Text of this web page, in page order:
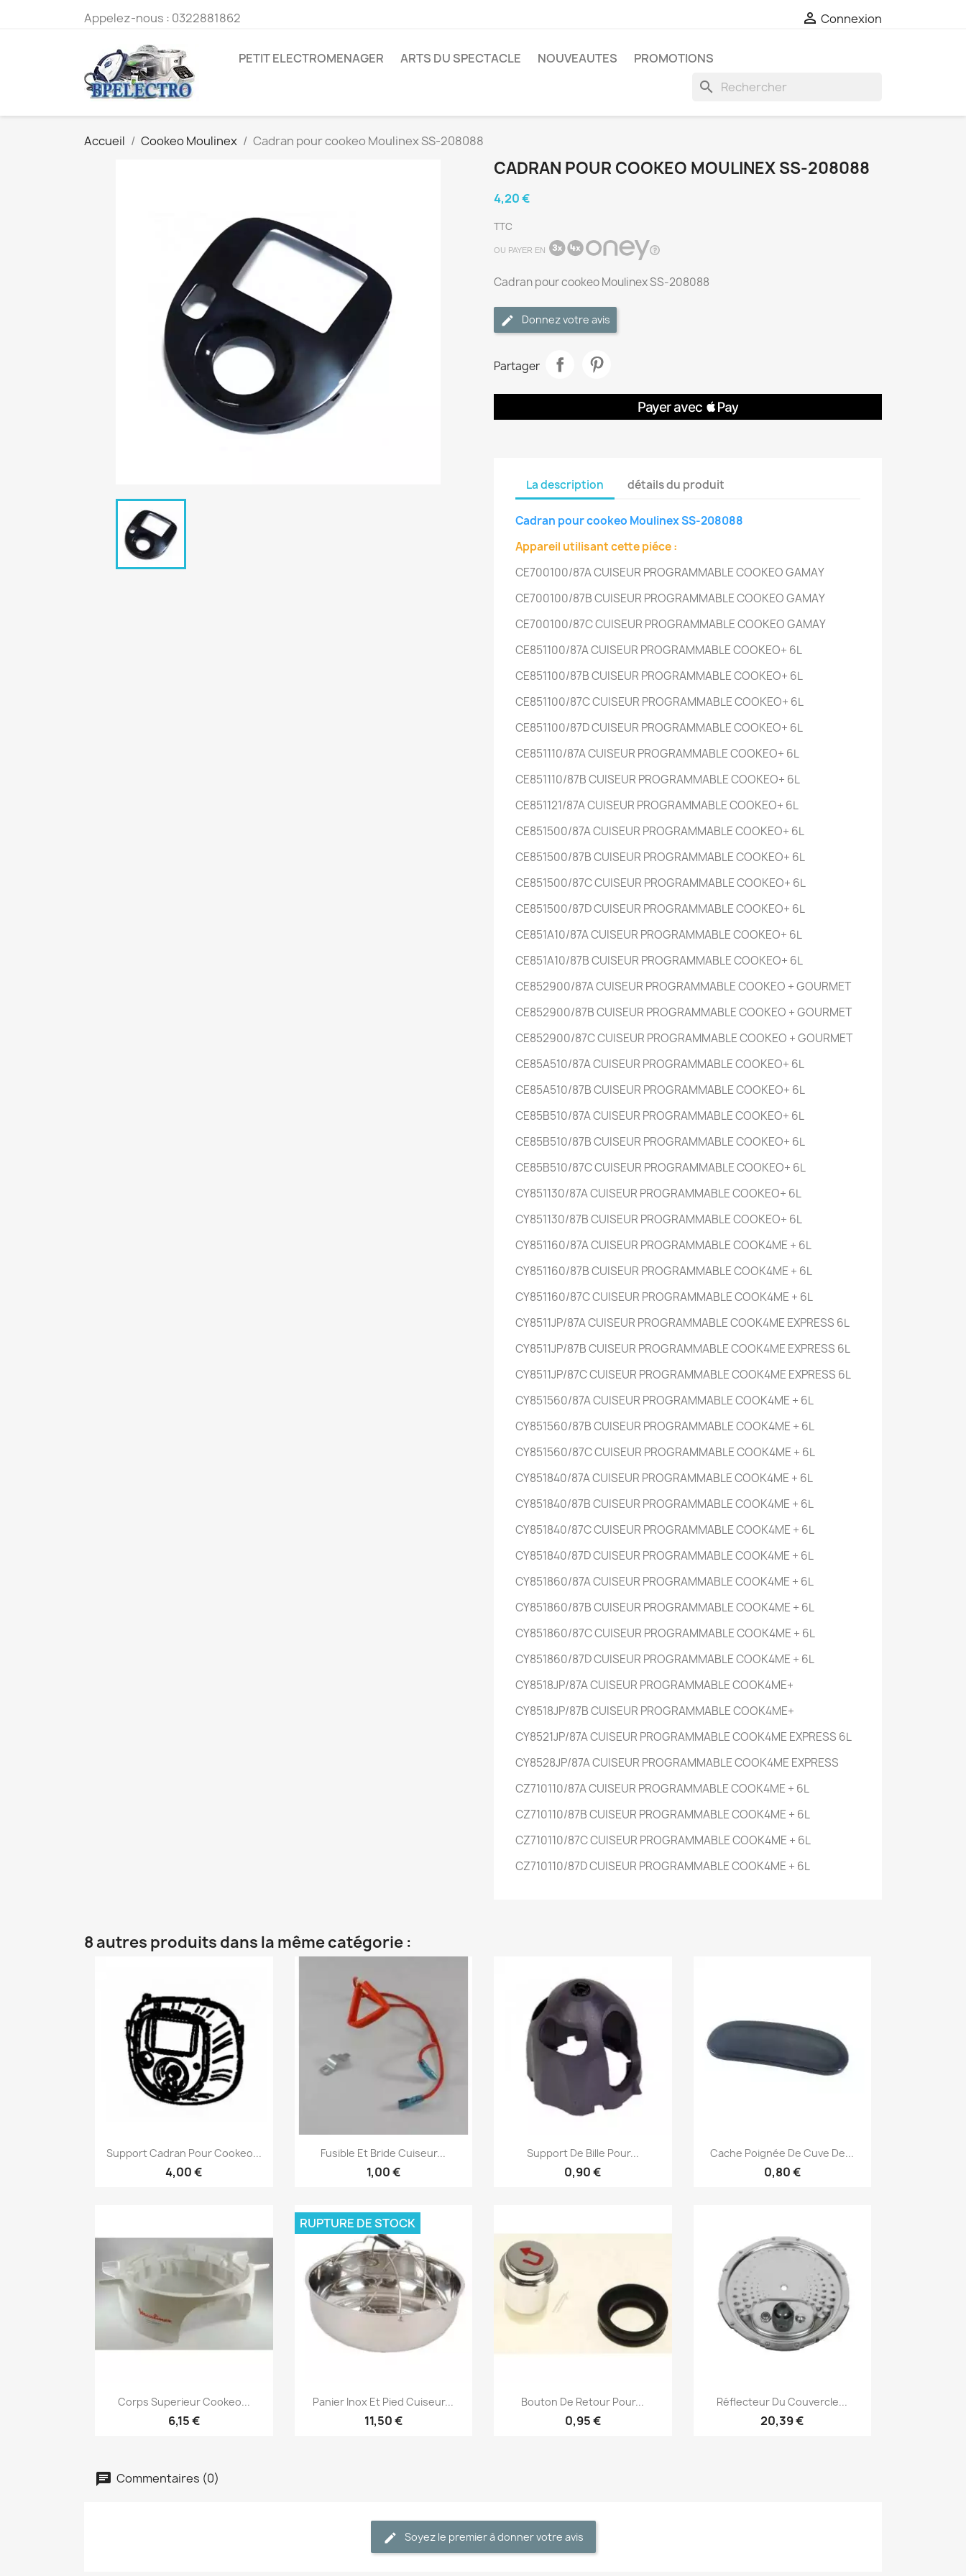
Appelez-nous : 0322881862  Connexion
PETIT ELECTROMENAGER ARTS DU SPECTACLE NOUVEAUTES PROMOTIONS
search
Accueil Cookeo Moulinex Cadran pour cookeo Moulinex SS-208088
CADRAN POUR COOKEO MOULINEX SS-208088
4,20 €
TTC
OU PAYER EN
Cadran pour cookeo Moulinex SS-208088
Donnez votre avis
Partager
La description détails du produit
Cadran pour cookeo Moulinex SS-208088
Appareil utilisant cette piéce :
CE700100/87ACUISEUR PROGRAMMABLE COOKEO GAMAY
CE700100/87BCUISEUR PROGRAMMABLE COOKEO GAMAY
CE700100/87CCUISEUR PROGRAMMABLE COOKEO GAMAY
CE851100/87ACUISEUR PROGRAMMABLE COOKEO+ 6L
CE851100/87BCUISEUR PROGRAMMABLE COOKEO+ 6L
CE851100/87CCUISEUR PROGRAMMABLE COOKEO+ 6L
CE851100/87DCUISEUR PROGRAMMABLE COOKEO+ 6L
CE851110/87ACUISEUR PROGRAMMABLE COOKEO+ 6L
CE851110/87BCUISEUR PROGRAMMABLE COOKEO+ 6L
CE851121/87ACUISEUR PROGRAMMABLE COOKEO+ 6L
CE851500/87ACUISEUR PROGRAMMABLE COOKEO+ 6L
CE851500/87BCUISEUR PROGRAMMABLE COOKEO+ 6L
CE851500/87CCUISEUR PROGRAMMABLE COOKEO+ 6L
CE851500/87DCUISEUR PROGRAMMABLE COOKEO+ 6L
CE851A10/87ACUISEUR PROGRAMMABLE COOKEO+ 6L
CE851A10/87BCUISEUR PROGRAMMABLE COOKEO+ 6L
CE852900/87ACUISEUR PROGRAMMABLE COOKEO + GOURMET
CE852900/87BCUISEUR PROGRAMMABLE COOKEO + GOURMET
CE852900/87CCUISEUR PROGRAMMABLE COOKEO + GOURMET
CE85A510/87ACUISEUR PROGRAMMABLE COOKEO+ 6L
CE85A510/87BCUISEUR PROGRAMMABLE COOKEO+ 6L
CE85B510/87ACUISEUR PROGRAMMABLE COOKEO+ 6L
CE85B510/87BCUISEUR PROGRAMMABLE COOKEO+ 6L
CE85B510/87CCUISEUR PROGRAMMABLE COOKEO+ 6L
CY851130/87ACUISEUR PROGRAMMABLE COOKEO+ 6L
CY851130/87BCUISEUR PROGRAMMABLE COOKEO+ 6L
CY851160/87ACUISEUR PROGRAMMABLE COOK4ME + 6L
CY851160/87BCUISEUR PROGRAMMABLE COOK4ME + 6L
CY851160/87CCUISEUR PROGRAMMABLE COOK4ME + 6L
CY8511JP/87ACUISEUR PROGRAMMABLE COOK4ME EXPRESS 6L
CY8511JP/87BCUISEUR PROGRAMMABLE COOK4ME EXPRESS 6L
CY8511JP/87CCUISEUR PROGRAMMABLE COOK4ME EXPRESS 6L
CY851560/87ACUISEUR PROGRAMMABLE COOK4ME + 6L
CY851560/87BCUISEUR PROGRAMMABLE COOK4ME + 6L
CY851560/87CCUISEUR PROGRAMMABLE COOK4ME + 6L
CY851840/87ACUISEUR PROGRAMMABLE COOK4ME + 6L
CY851840/87BCUISEUR PROGRAMMABLE COOK4ME + 6L
CY851840/87CCUISEUR PROGRAMMABLE COOK4ME + 6L
CY851840/87DCUISEUR PROGRAMMABLE COOK4ME + 6L
CY851860/87ACUISEUR PROGRAMMABLE COOK4ME + 6L
CY851860/87BCUISEUR PROGRAMMABLE COOK4ME + 6L
CY851860/87CCUISEUR PROGRAMMABLE COOK4ME + 6L
CY851860/87DCUISEUR PROGRAMMABLE COOK4ME + 6L
CY8518JP/87ACUISEUR PROGRAMMABLE COOK4ME+
CY8518JP/87BCUISEUR PROGRAMMABLE COOK4ME+
CY8521JP/87ACUISEUR PROGRAMMABLE COOK4ME EXPRESS 6L
CY8528JP/87ACUISEUR PROGRAMMABLE COOK4ME EXPRESS
CZ710110/87ACUISEUR PROGRAMMABLE COOK4ME + 6L
CZ710110/87BCUISEUR PROGRAMMABLE COOK4ME + 6L
CZ710110/87CCUISEUR PROGRAMMABLE COOK4ME + 6L
CZ710110/87DCUISEUR PROGRAMMABLE COOK4ME + 6L
8 autres produits dans la même catégorie :
Aperçu rapide
Support Cadran Pour Cookeo...
4,00 €
Aperçu rapide
Fusible Et Bride Cuiseur...
1,00 €
Aperçu rapide
Support De Bille Pour...
0,90 €
Aperçu rapide
Cache Poignée De Cuve De...
0,80 €
Aperçu rapide
Corps Superieur Cookeo...
6,15 €
Aperçu rapide
Panier Inox Et Pied Cuiseur...
11,50 €
RUPTURE DE STOCK
Aperçu rapide
Bouton De Retour Pour...
0,95 €
Aperçu rapide
Réflecteur Du Couvercle...
20,39 €
Commentaires (0)
Soyez le premier à donner votre avis